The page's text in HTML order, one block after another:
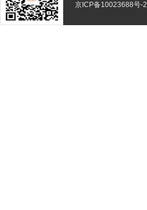
京ICP备10023688号-2